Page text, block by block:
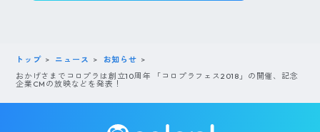
トップ ニュース
お知らせ
おかげさまでコロプラは創立10周年 「コロプラフェス2018」の開催、記念
企業CMの放映などを発表！